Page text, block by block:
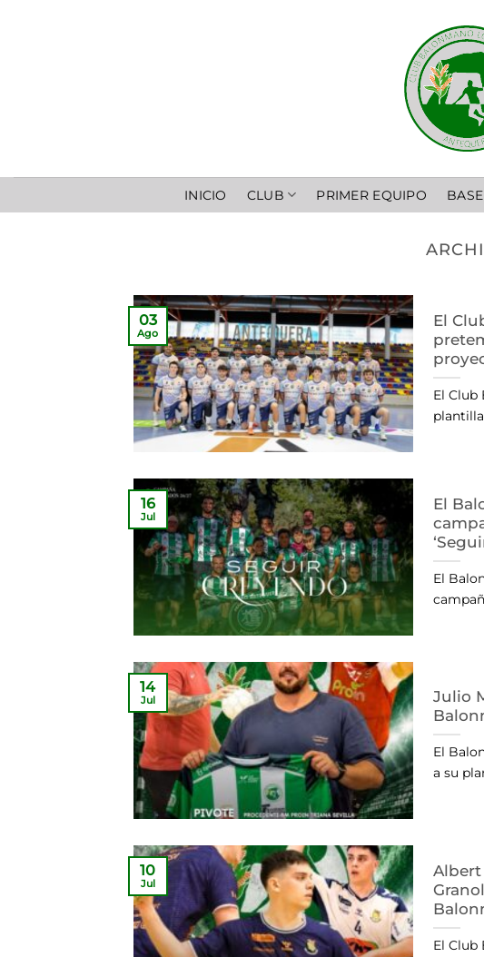
INICIO CLUB PRIMER EQUIPO BASE
El
El Club
03
Ago
El
El
16
Jul
Julio
El
a su
14
Jul
Albert
El Club
10
Jul